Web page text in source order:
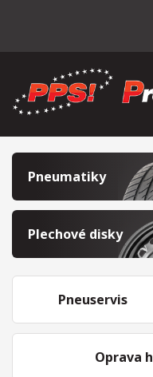
Pneumatiky
Plechové disky
Pneuservis
Oprava